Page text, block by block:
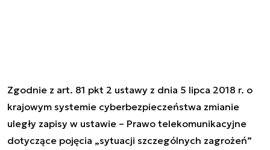
Zgodnie z art. 81 pkt 2 ustawy z dnia 5 lipca 2018 r. o
krajowym systemie cyberbezpieczeństwa zmianie
uległy zapisy w ustawie – Prawo telekomunikacyjne
dotyczące pojęcia „sytuacji szczególnych zagrożeń”